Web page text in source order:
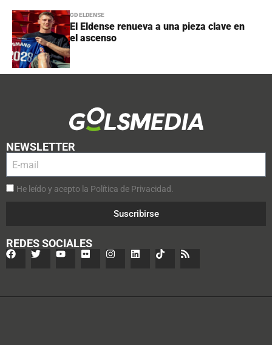
CD ELDENSE
El Eldense renueva a una pieza clave en
el ascenso
NEWSLETTER
He leído y acepto la Política de Privacidad.
Suscribirse
REDES SOCIALES